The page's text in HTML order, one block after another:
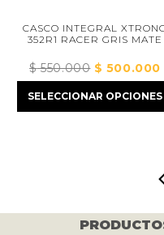
CASCO INTEGRAL XTRONG
352R1 RACER GRIS MATE
550.000El
precio
original
$500.000El
SELECCIONAR OPCIONES